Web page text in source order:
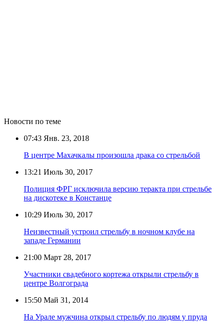
Новости по теме
07:43 Янв. 23, 2018
В центре Махачкалы произошла драка со стрельбой
13:21 Июль 30, 2017
Полиция ФРГ исключила версию теракта при стрельбе
на дискотеке в Констанце
10:29 Июль 30, 2017
Неизвестный устроил стрельбу в ночном клубе на
западе Германии
21:00 Март 28, 2017
Участники свадебного кортежа открыли стрельбу в
центре Волгограда
15:50 Май 31, 2014
На Урале мужчина открыл стрельбу по людям у пруда